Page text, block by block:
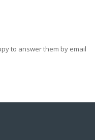
to answer them by email